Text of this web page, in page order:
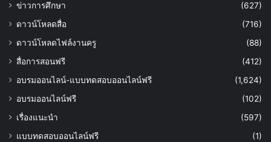
ข่าวการศึกษา
(627)
ดาวน์โหลดสื่อ
(716)
ดาวน์โหลดไฟล์งานครู
(88)
สื่อการสอนฟรี
(412)
อบรมออนไลน์-แบบทดสอบออนไลน์ฟรี
(1,624)
อบรมออนไลน์ฟรี
(102)
เรื่องแนะนำ
(597)
แบบทดสอบออนไลน์ฟรี
(1)